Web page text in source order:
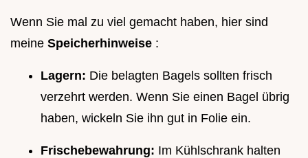
Wenn Sie mal zu viel gemacht haben, hier sind
meine Speicherhinweise :
Lagern: Die belagten Bagels sollten frisch
verzehrt werden. Wenn Sie einen Bagel übrig
haben, wickeln Sie ihn gut in Folie ein.
Frischebewahrung: Im Kühlschrank halten